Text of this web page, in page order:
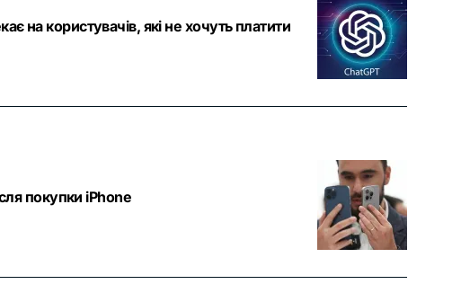
на користувачів, які не хочуть платити
покупки iPhone